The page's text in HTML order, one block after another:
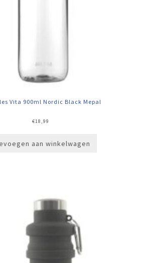
Vita 900ml Nordic Black Mepal
€18,99
aan winkelwagen